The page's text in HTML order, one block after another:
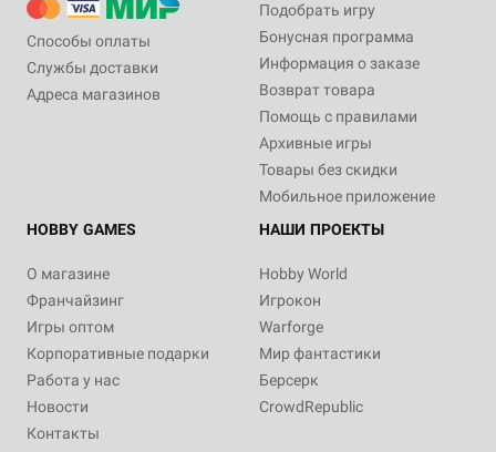
Способы оплаты
Службы доставки
Адреса магазинов
Подобрать игру
Бонусная программа
Информация о заказе
Возврат товара
Помощь с правилами
Архивные игры
Товары без скидки
Мобильное приложение
HOBBY GAMES
О магазине
Франчайзинг
Игры оптом
Корпоративные подарки
Работа у нас
Новости
Контакты
НАШИ ПРОЕКТЫ
Hobby World
Игрокон
Warforge
Мир фантастики
Берсерк
CrowdRepublic